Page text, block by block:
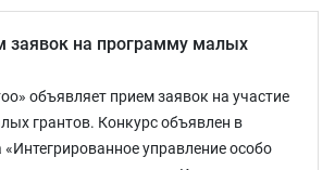
заявок на программу малых
объявляет прием заявок на участие
грантов. Конкурс объявлен в
управление особо